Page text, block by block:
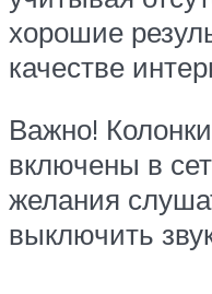
хорошие
качестве
Важно!
включены в
желания
выключить